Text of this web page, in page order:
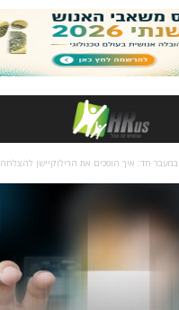
במעבר חד: איך הופכים את הרילוקיישן להצלחה